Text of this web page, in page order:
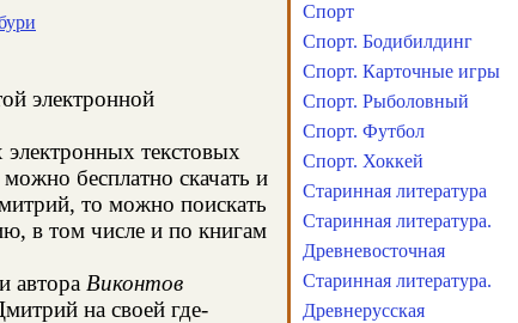
электронной
текстовых
бесплатно скачать и
то можно поискать
в том числе и по книгам
автора Виконтов
на своей где-
Спорт
Спорт. Бодибилдинг
Спорт. Карточные игры
Спорт. Рыболовный
Спорт. Футбол
Спорт. Хоккей
Старинная литература
Старинная литература.
Древневосточная
Старинная литература.
Древнерусская